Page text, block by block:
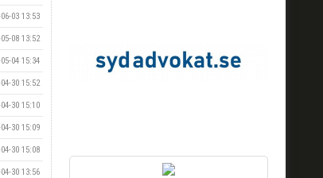
03 13:53
08 13:52
04 15:34
30 15:52
30 15:10
30 15:09
30 15:08
30 13:56